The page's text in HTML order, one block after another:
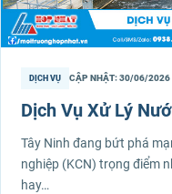
DỊCH VỤ CẬP NHẬT: 30/06/2026
Dịch Vụ Xử Lý
Tây Ninh đang bứt phá
nghiệp (KCN) trọng điểm
hay…